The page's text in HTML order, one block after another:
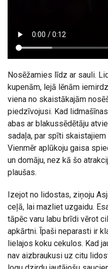
Nosēžamies līdz ar sauli.
kupenām, lejā lēnām
viena no skaistākajām
piedzīvojusi. Kad
abas ar blakussēdētāju
sadaļa, par spīti
Vienmēr aplūkoju gaisa
un domāju, nez kā šo
plaušas.
Izejot no lidostas, ziņoju
ceļā, lai mazliet uzgaidu.
tāpēc varu labu brīdi vērot
apkārtni. Īpaši neparasti ir
lielajos koku cekulos. Kad
nav aizbraukusi uz citu